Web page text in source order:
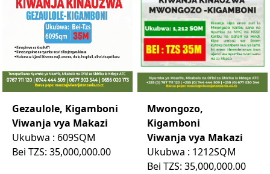
Gezaulole, Kigamboni
Viwanja vya Makazi
Ukubwa : 609SQM
Bei TZS: 35,000,000.00
Mwongozo,
Kigamboni
Viwanja vya Makazi
Ukubwa : 1212SQM
Bei TZS: 35,000,000.00